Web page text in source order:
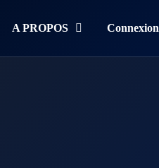
A PROPOS Connexion